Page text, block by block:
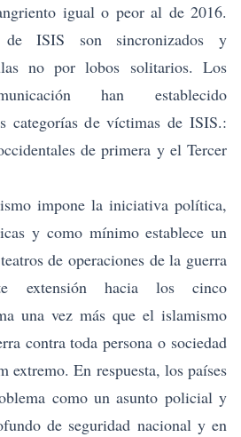
igual o peor al de 2016.
de ISIS son sincronizados y
no por lobos solitarios. Los
han establecido
categorías de víctimas de ISIS.:
de primera y el Tercer
impone la iniciativa política,
y como mínimo establece un
de operaciones de la guerra
extensión hacia los cinco
una vez más que el islamismo
contra toda persona o sociedad
extremo. En respuesta, los países
como un asunto policial y
de seguridad nacional y en